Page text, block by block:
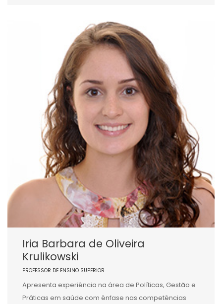
Iria Barbara de Oliveira
Krulikowski
PROFESSOR DE ENSINO SUPERIOR
Apresenta experiência na área de Políticas, Gestão e
Práticas em saúde com ênfase nas competências